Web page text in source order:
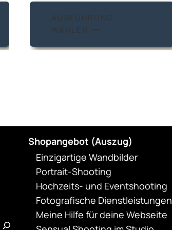
Dieses
mehrere
können
Produktseite
gewählt
werden
AUSFÜHRUNG
WÄHLEN
Shopangebot (Auszug)
Einzigartige Wandbilder
Portrait-Shooting
Hochzeits- und Eventshooting
Fotografische Dienstleistungen
Meine Hilfe für deine Webseite